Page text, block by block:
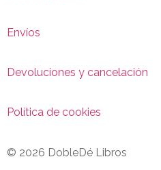
Envíos
Devoluciones y cancelación
Política de cookies
© 2026 DobleDé Libros